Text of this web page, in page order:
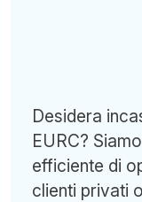
Desidera
EURC?
efficiente di
clienti privati